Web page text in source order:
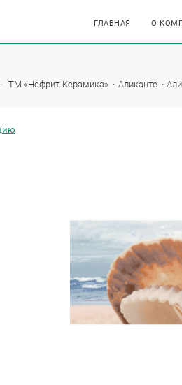
ГЛАВНАЯ О
ТМ «Нефрит-Керамика» Аликанте